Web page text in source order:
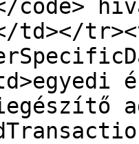
code>
td></